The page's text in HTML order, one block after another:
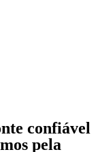
confiável
pela